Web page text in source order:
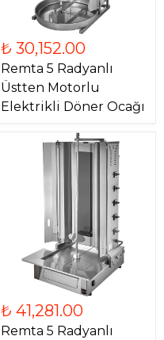
₺ 30,152.00
Remta 5 Radyanlı
Üstten Motorlu
Elektrikli Döner Ocağı
₺ 41,281.00
Remta 5 Radyanlı